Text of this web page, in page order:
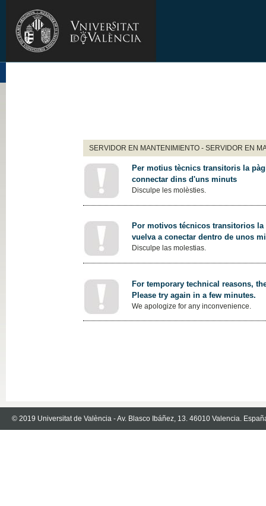
SERVIDOR EN MANTENIMIENTO - SERVIDOR EN
Per motius tècnics transitoris la
connectar dins d'uns minuts
Disculpe les molèsties.
Por motivos técnicos transitorios
vuelva a conectar dentro de unos
Disculpe las molestias.
For temporary technical reasons,
Please try again in a few minutes.
We apologize for any inconvenience.
© 2019 Universitat de València - Av. Blasco Ibáñez, 13. 46010 Valencia.